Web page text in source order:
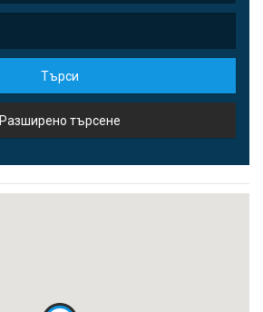
Търси
Разширено търсене